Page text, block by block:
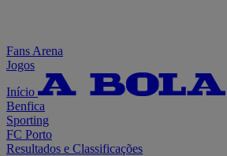
Fans Arena
Jogos
Início
Benfica
Sporting
FC Porto
Resultados e Classificações